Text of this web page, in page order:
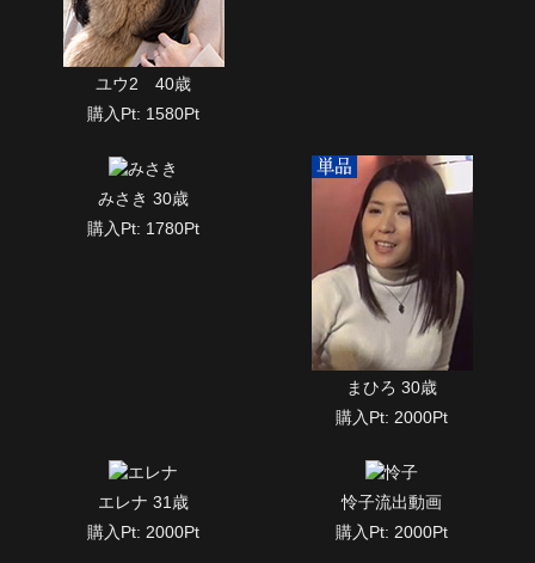
ユウ2 40歳
購入Pt: 1580Pt
みさき 30歳
購入Pt: 1780Pt
まひろ 30歳
購入Pt: 2000Pt
エレナ 31歳
購入Pt: 2000Pt
怜子流出動画
購入Pt: 2000Pt